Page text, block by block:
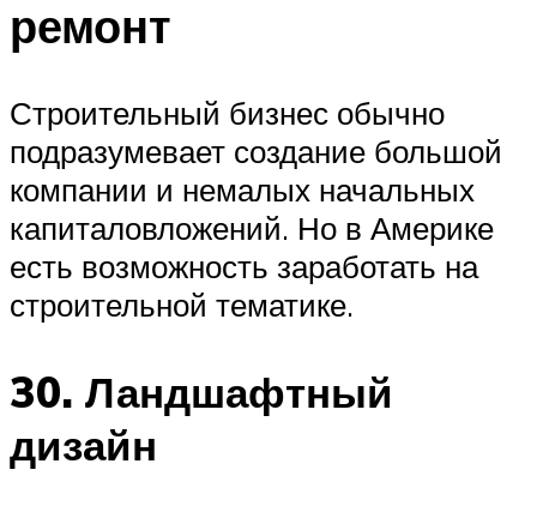
ремонт
Строительный бизнес обычно
подразумевает создание большой
компании и немалых начальных
капиталовложений. Но в Америке
есть возможность заработать на
строительной тематике.
30. Ландшафтный
дизайн